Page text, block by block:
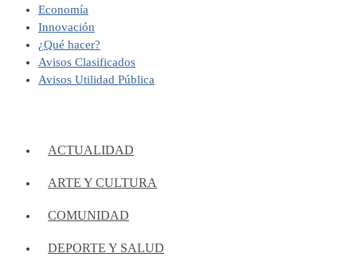
Economía
Innovación
¿Qué hacer?
Avisos Clasificados
Avisos Utilidad Pública
ACTUALIDAD
ARTE Y CULTURA
COMUNIDAD
DEPORTE Y SALUD